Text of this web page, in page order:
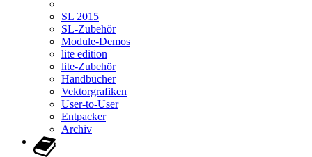
SL 2015
SL-Zubehör
Module-Demos
lite edition
lite-Zubehör
Handbücher
Vektorgrafiken
User-to-User
Entpacker
Archiv